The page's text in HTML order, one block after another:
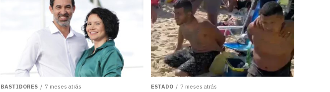
BASTIDORES 7 meses atrás ESTADO 7 meses atrás